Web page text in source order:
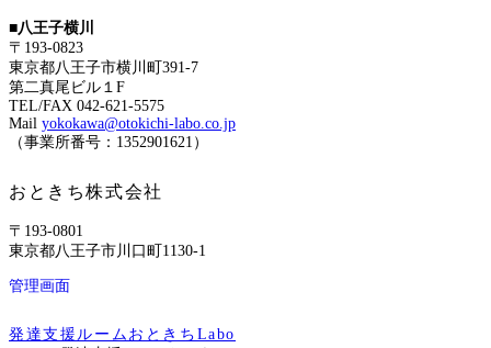
■八王子横川
〒193-0823
東京都八王子市横川町391-7
第二真尾ビル１F
TEL/FAX 042-621-5575
Mail yokokawa@otokichi-labo.co.jp
（事業所番号：1352901621）
おときち株式会社
〒193-0801
東京都八王子市川口町1130-1
管理画面
発達支援ルームおときちLabo